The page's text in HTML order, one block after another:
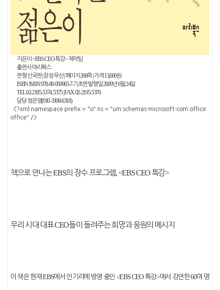
지은이 <EBS CEO특강>제작팀
출판사마리북스
판형신국판|장정무선 페이지 268쪽 |가격 13,000원
ISBNISBN 978-89-959965-7-7 |초판 발행일2009년6월24일
TEL02-2195-5374, 5375 |FAX02-2195-5376
담당정은영(010-3308-6318)
<?xml:namespace prefix = "o" ns = "urn:schemas-microsoft-com:office:
office" />
책으로 만나는EBS의 장수 프로그램, <EBS CEO 특강>
우리 시대 대표CEO들이 들려주는 희망과 응원의 메시지
이 책은 현재EBS에서 인기리에 방영 중인 <EBS CEO특강>에서 강연한60여 명